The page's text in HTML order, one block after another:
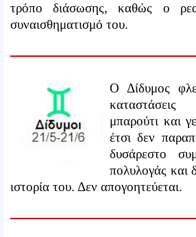
τρόπο διάσωσης, καθώς ο
συναισθηματισμό του.
Ο Δίδυμος
μπαρούτι και
έτσι δεν
δυσάρεστο
πολυλογάς και
ιστορία του. Δεν απογοητεύεται.